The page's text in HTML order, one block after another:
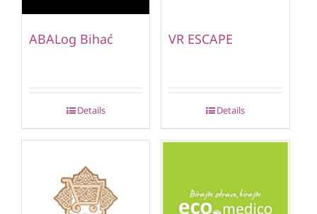
ABALog Bihać
Details
VR ESCAPE
Details